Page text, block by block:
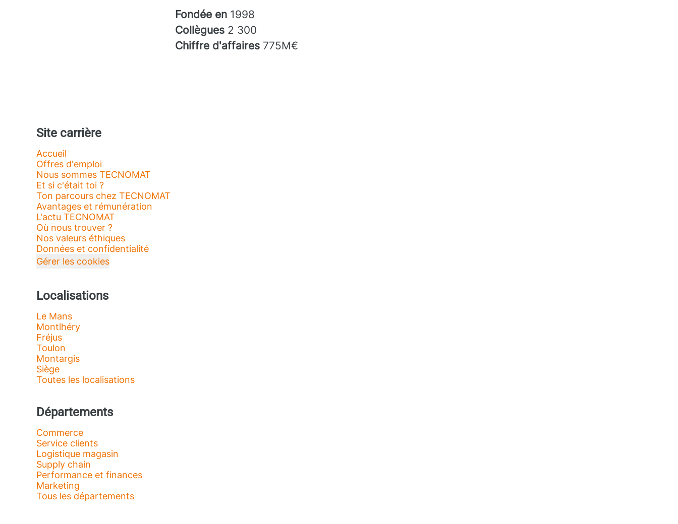
Fondée en 1998
Collègues 2 300
Chiffre d'affaires 775M€
Site carrière
Accueil
Offres d'emploi
Nous sommes TECNOMAT
Et si c'était toi ?
Ton parcours chez TECNOMAT
Avantages et rémunération
L'actu TECNOMAT
Où nous trouver ?
Nos valeurs éthiques
Données et confidentialité
Gérer les cookies
Localisations
Le Mans
Montlhéry
Fréjus
Toulon
Montargis
Siège
Toutes les localisations
Départements
Commerce
Service clients
Logistique magasin
Supply chain
Performance et finances
Marketing
Tous les départements